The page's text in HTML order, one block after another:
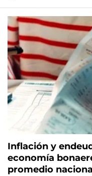
Inflación y
economía
promedio